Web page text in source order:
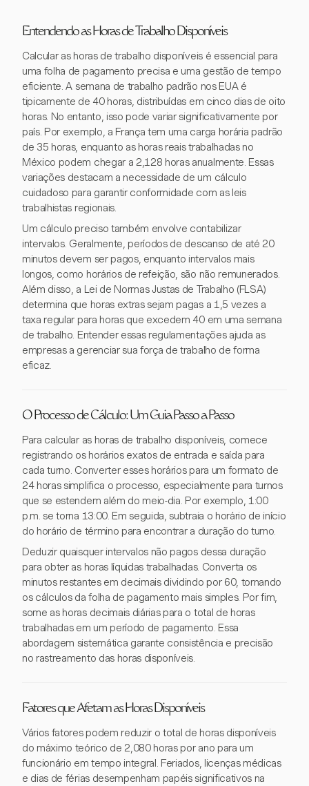
Entendendo as Horas de Trabalho Disponíveis
Calcular as horas de trabalho disponíveis é essencial para
uma folha de pagamento precisa e uma gestão de tempo
eficiente. A semana de trabalho padrão nos EUA é
tipicamente de 40 horas, distribuídas em cinco dias de oito
horas. No entanto, isso pode variar significativamente por
país. Por exemplo, a França tem uma carga horária padrão
de 35 horas, enquanto as horas reais trabalhadas no
México podem chegar a 2,128 horas anualmente. Essas
variações destacam a necessidade de um cálculo
cuidadoso para garantir conformidade com as leis
trabalhistas regionais.
Um cálculo preciso também envolve contabilizar
intervalos. Geralmente, períodos de descanso de até 20
minutos devem ser pagos, enquanto intervalos mais
longos, como horários de refeição, são não remunerados.
Além disso, a Lei de Normas Justas de Trabalho (FLSA)
determina que horas extras sejam pagas a 1,5 vezes a
taxa regular para horas que excedem 40 em uma semana
de trabalho. Entender essas regulamentações ajuda as
empresas a gerenciar sua força de trabalho de forma
eficaz.
O Processo de Cálculo: Um Guia Passo a Passo
Para calcular as horas de trabalho disponíveis, comece
registrando os horários exatos de entrada e saída para
cada turno. Converter esses horários para um formato de
24 horas simplifica o processo, especialmente para turnos
que se estendem além do meio-dia. Por exemplo, 1:00
p.m. se torna 13:00. Em seguida, subtraia o horário de início
do horário de término para encontrar a duração do turno.
Deduzir quaisquer intervalos não pagos dessa duração
para obter as horas líquidas trabalhadas. Converta os
minutos restantes em decimais dividindo por 60, tornando
os cálculos da folha de pagamento mais simples. Por fim,
some as horas decimais diárias para o total de horas
trabalhadas em um período de pagamento. Essa
abordagem sistemática garante consistência e precisão
no rastreamento das horas disponíveis.
Fatores que Afetam as Horas Disponíveis
Vários fatores podem reduzir o total de horas disponíveis
do máximo teórico de 2,080 horas por ano para um
funcionário em tempo integral. Feriados, licenças médicas
e dias de férias desempenham papéis significativos na